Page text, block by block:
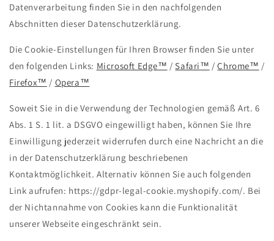
Datenverarbeitung finden Sie in den nachfolgenden
Abschnitten dieser Datenschutzerklärung.
Die Cookie-Einstellungen für Ihren Browser finden Sie unter
den folgenden Links: Microsoft Edge™ /Safari™ /Chrome™ /
Firefox™ / Opera™
Soweit Sie in die Verwendung der Technologien gemäß Art. 6
Abs. 1 S. 1 lit. a DSGVO eingewilligt haben, können Sie Ihre
Einwilligung jederzeit widerrufen durch eine Nachricht an die
in der Datenschutzerklärung beschriebenen
Kontaktmöglichkeit. Alternativ können Sie auch folgenden
Link aufrufen: https://gdpr-legal-cookie.myshopify.com/. Bei
der Nichtannahme von Cookies kann die Funktionalität
unserer Webseite eingeschränkt sein.